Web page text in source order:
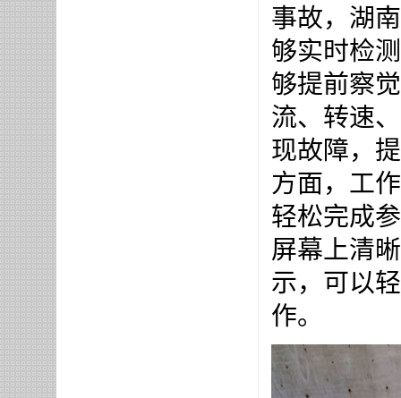
事故，湖
够实时检
够提前察
流、转速
现故障，
方面，工
轻松完成
屏幕上清
示，可以
作。